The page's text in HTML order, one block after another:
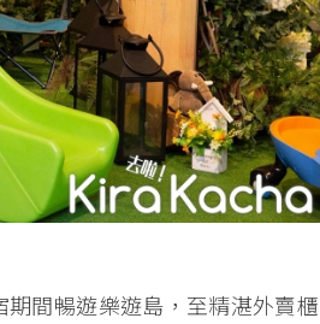
間暢遊樂遊島，至精湛外賣櫃